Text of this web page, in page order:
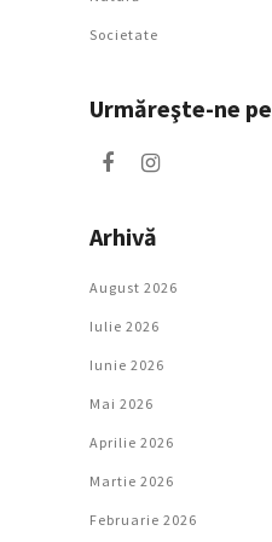
Societate
Urmăreşte-ne pe
Arhivă
August 2026
Iulie 2026
Iunie 2026
Mai 2026
Aprilie 2026
Martie 2026
Februarie 2026